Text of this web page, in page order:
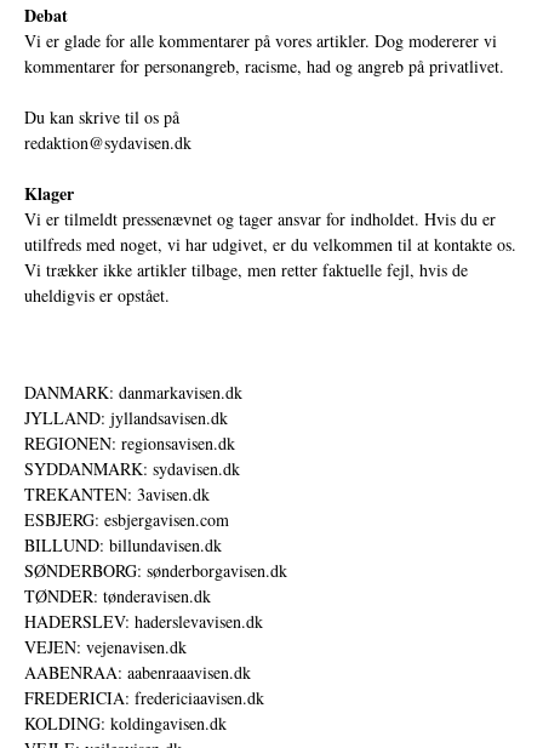
Debat
Vi er glade for alle kommentarer på vores artikler. Dog modererer vi
kommentarer for personangreb, racisme, had og angreb på privatlivet.
Du kan skrive til os på
redaktion@sydavisen.dk
Klager
Vi er tilmeldt pressenævnet og tager ansvar for indholdet. Hvis du er
utilfreds med noget, vi har udgivet, er du velkommen til at kontakte os.
Vi trækker ikke artikler tilbage, men retter faktuelle fejl, hvis de
uheldigvis er opstået.
DANMARK: danmarkavisen.dk
JYLLAND: jyllandsavisen.dk
REGIONEN: regionsavisen.dk
SYDDANMARK: sydavisen.dk
TREKANTEN: 3avisen.dk
ESBJERG: esbjergavisen.com
BILLUND: billundavisen.dk
SØNDERBORG: sønderborgavisen.dk
TØNDER: tønderavisen.dk
HADERSLEV: haderslevavisen.dk
VEJEN: vejenavisen.dk
AABENRAA: aabenraaavisen.dk
FREDERICIA: fredericiaavisen.dk
KOLDING: koldingavisen.dk